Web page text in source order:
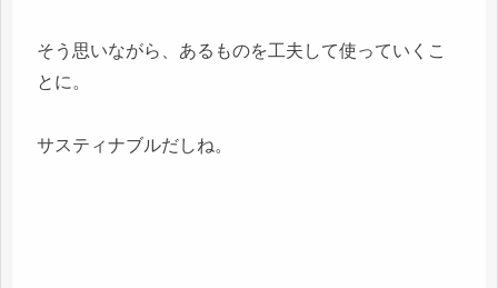
そう思いながら、あるものを工夫して使っていくこ
とに。
サスティナブルだしね。